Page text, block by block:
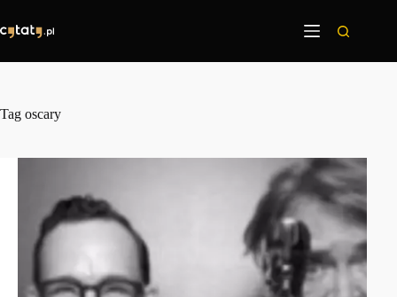
treści
Tag oscary